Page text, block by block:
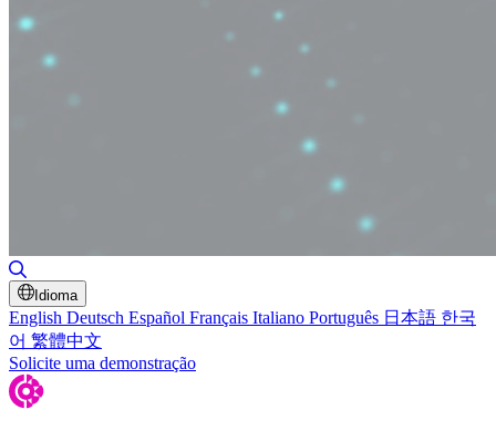
Idioma
English Deutsch Español Français Italiano Português 日本語 한국
어 繁體中文
Solicite uma demonstração